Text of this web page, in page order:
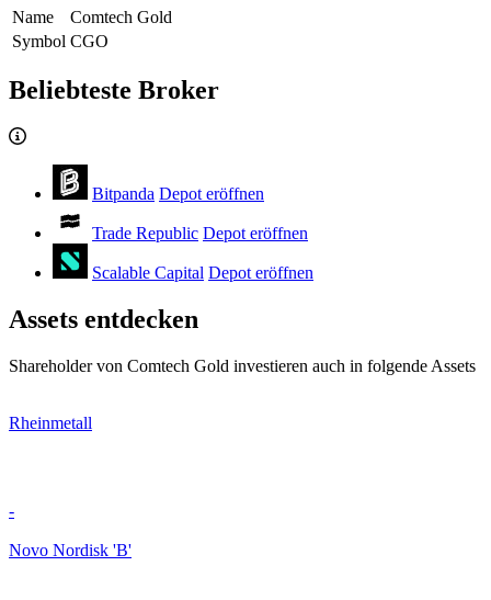
Name
Comtech Gold
Symbol CGO
Beliebteste Broker
Bitpanda Depot eröffnen
Trade Republic Depot eröffnen
Scalable Capital Depot eröffnen
Assets entdecken
Shareholder von Comtech Gold investieren auch in folgende Assets
Rheinmetall
-
Novo Nordisk 'B'